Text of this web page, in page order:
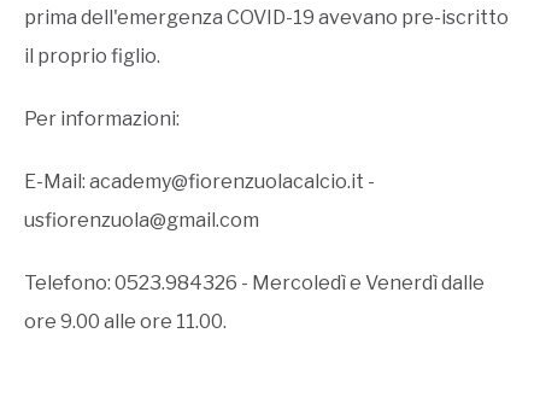
prima dell'emergenza COVID-19 avevano pre-iscritto
il proprio figlio.
Per informazioni:
E-Mail: academy@fiorenzuolacalcio.it -
usfiorenzuola@gmail.com
Telefono: 0523.984326 - Mercoledì e Venerdì dalle
ore 9.00 alle ore 11.00.